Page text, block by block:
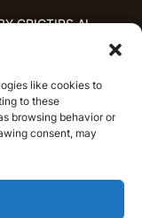
like cookies to
to these
browsing behavior or
consent, may
CRICTIPS.AI
भविष्यवाणियाँ
भविष्यवाणियाँ